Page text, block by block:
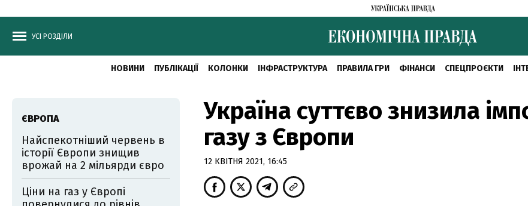
УСІ РОЗДІЛИ
НОВИНИ ПУБЛІКАЦІЇ КОЛОНКИ ІНФРАСТРУКТУРА ПРАВИЛА ГРИ ФІНАНСИ СПЕЦПРОЄКТИ
Україна суттєво знизила
газу з Європи
12 КВІТНЯ 2021, 16:45
ЄВРОПА
Найспекотніший червень в
історії Європи знищив
врожай на 2 мільярди євро
Ціни на газ у Європі